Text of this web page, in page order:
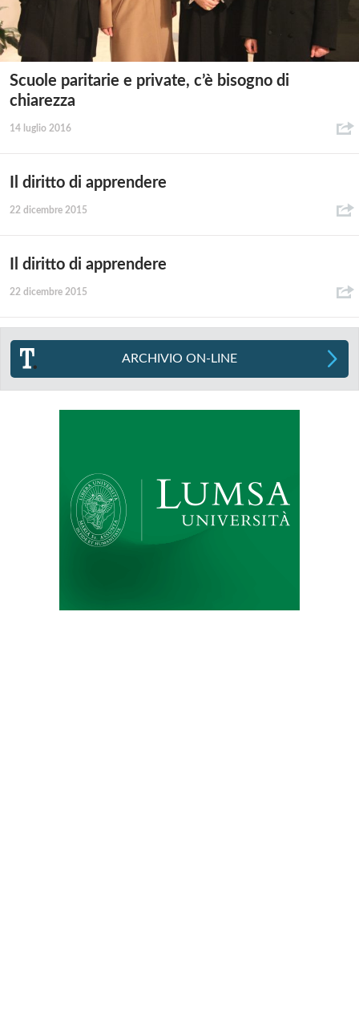
Scuole paritarie e private, c’è bisogno di
chiarezza
14 luglio 2016
Il diritto di apprendere
22 dicembre 2015
Il diritto di apprendere
22 dicembre 2015
ARCHIVIO ON-LINE